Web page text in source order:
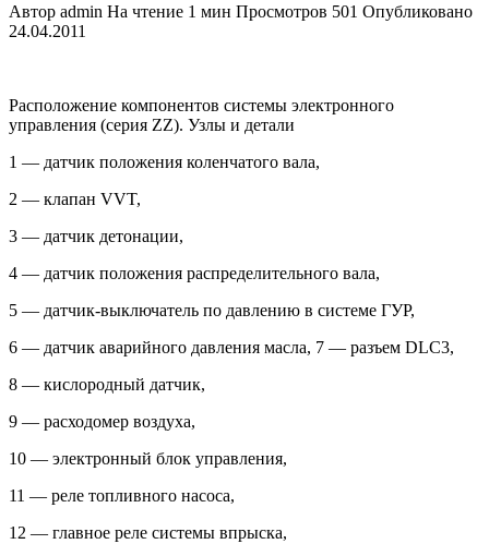
Автор admin На чтение 1 мин Просмотров 501 Опубликовано
24.04.2011
Расположение компонентов системы электронного
управления (серия ZZ). Узлы и детали
1 — датчик положения коленчатого вала,
2 — клапан VVT,
3 — датчик детонации,
4 — датчик положения распределительного вала,
5 — датчик-выключатель по давле­нию в системе ГУР,
6 — датчик аварийного давления масла, 7 — разъем DLC3,
8 — кислородный датчик,
9 — расходомер воздуха,
10 — электронный блок управления,
11 — реле топливного насоса,
12 — главное реле системы впрыска,